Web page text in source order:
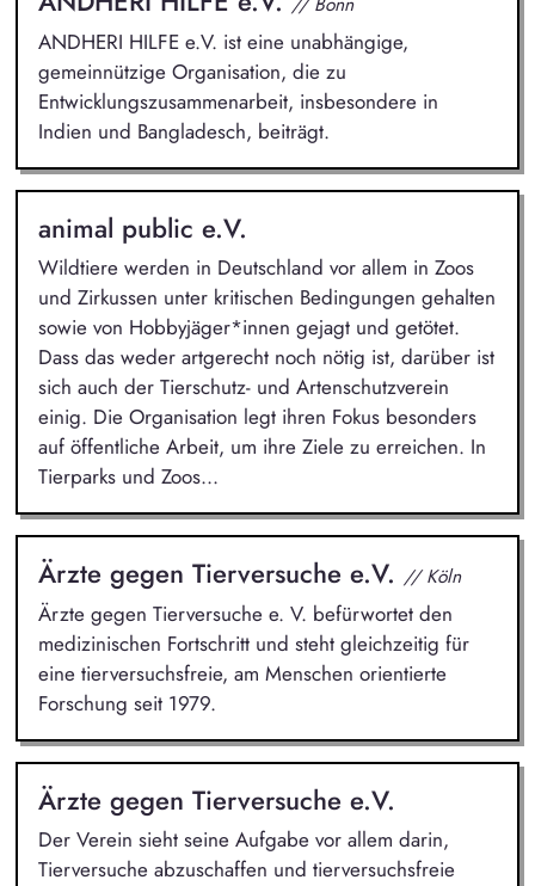
ANDHERI HILFE e.V. ist eine unabhängige,
gemeinnützige Organisation, die zu
Entwicklungszusammenarbeit, insbesondere in
Indien und Bangladesch, beiträgt.
animal public e.V.
Wildtiere werden in Deutschland vor allem in Zoos
und Zirkussen unter kritischen Bedingungen gehalten
sowie von Hobbyjäger*innen gejagt und getötet.
Dass das weder artgerecht noch nötig ist, darüber ist
sich auch der Tierschutz- und Artenschutzverein
einig. Die Organisation legt ihren Fokus besonders
auf öffentliche Arbeit, um ihre Ziele zu erreichen. In
Tierparks und Zoos...
Ärzte gegen Tierversuche e.V. // Köln
Ärzte gegen Tierversuche e. V. befürwortet den
medizinischen Fortschritt und steht gleichzeitig für
eine tierversuchsfreie, am Menschen orientierte
Forschung seit 1979.
Ärzte gegen Tierversuche e.V.
Der Verein sieht seine Aufgabe vor allem darin,
Tierversuche abzuschaffen und tierversuchsfreie